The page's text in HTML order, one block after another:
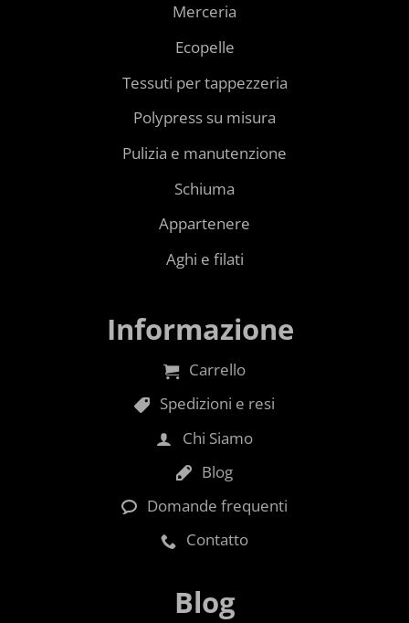
Merceria
Ecopelle
Tessuti per tappezzeria
Polypress su misura
Pulizia e manutenzione
Schiuma
Appartenere
Aghi e filati
Informazione
Carrello
Spedizioni e resi
Chi Siamo
Blog
Domande frequenti
Contatto
Blog